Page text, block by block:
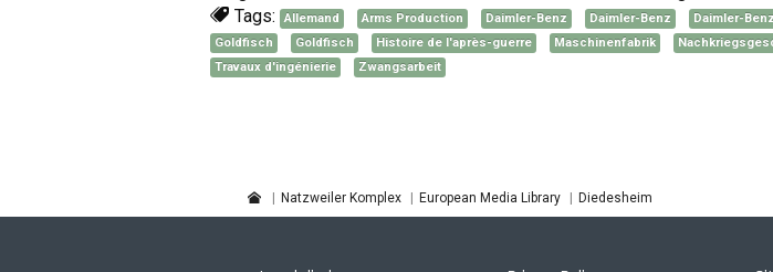
Tags:
Allemand Arms Production Daimler-Benz Daimler-Benz Daimler-Benz
Goldfisch
Goldfisch Histoire de l'après-guerre Maschinenfabrik
Travaux d'ingénierie
Zwangsarbeit
Natzweiler Komplex European Media Library Diedesheim